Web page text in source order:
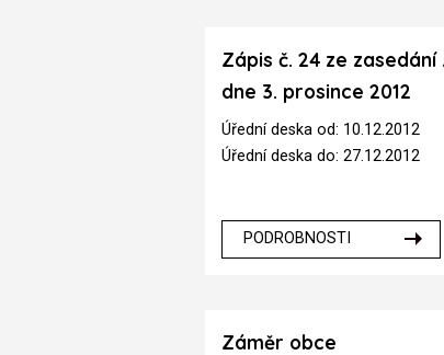
Zápis č. 24 ze zasedání
dne 3. prosince 2012
Úřední deska od: 10.12.2012
Úřední deska do: 27.12.2012
PODROBNOSTI
Záměr obce